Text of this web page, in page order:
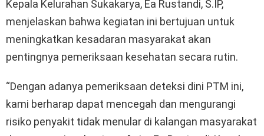
Kepala Kelurahan Sukakarya, Ea Rustandi, S.IP,
menjelaskan bahwa kegiatan ini bertujuan untuk
meningkatkan kesadaran masyarakat akan
pentingnya pemeriksaan kesehatan secara rutin.
“Dengan adanya pemeriksaan deteksi dini PTM ini,
kami berharap dapat mencegah dan mengurangi
risiko penyakit tidak menular di kalangan masyarakat